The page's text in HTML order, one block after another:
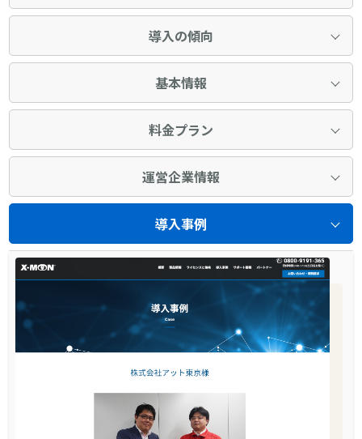
導入の傾向
基本情報
料金プラン
運営企業情報
導入事例